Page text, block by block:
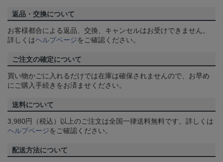
返品・交換について
お客様都合による返品、交換、キャンセルはお受けできません。
詳しくはヘルプページをご確認ください。
ご注文の確定について
買い物かごに入れるだけでは在庫は確保されませんので、お早め
にご購入手続きをお済ませください。
送料について
3,980円（税込）以上のご注文は全国一律送料無料です。詳しくは
ヘルプページをご確認ください。
配送方法について